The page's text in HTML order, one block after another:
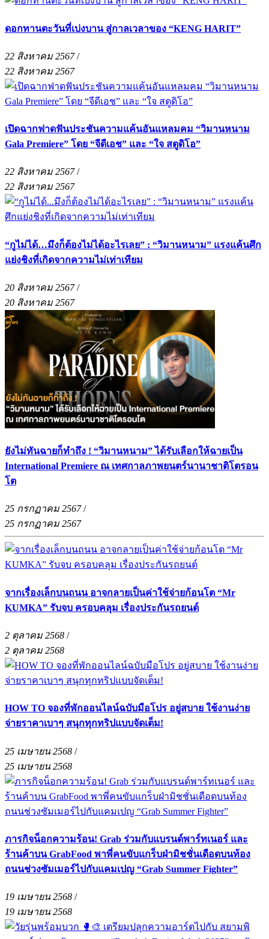
ดอกทานตะวันที่เบ่งบาน สู่กาลเวลาของ “KENG HARIT”
22 สิงหาคม 2567/
22 สิงหาคม 2567
เปิดฉากฟาดฟันประชันความแค้นอันแหลมคม “วิมานหนาม
Gala Premiere” โดย “จีดีเอช” และ “ใจ สตูดิโอ”
22 สิงหาคม 2567/
22 สิงหาคม 2567
“กูไม่ได้…มึงก็ต้องไม่ได้อะไรเลย” : “วิมานหนาม” แรงแค้นศึก
แย่งชิงที่เกิดจากความไม่เท่าเทียม
20 สิงหาคม 2567/
20 สิงหาคม 2567
ยังไม่ทันฉายก็ทำถึง ! “วิมานหนาม” ได้รับเลือกให้ฉายเป็น
International Premiere ณ เทศกาลภาพยนตร์นานาชาติโตรอน
โต
25 กรกฏาคม 2567/
25 กรกฏาคม 2567
จากเรื่องเล็กบนถนน อาจกลายเป็นค่าใช้จ่ายก้อนโต “Mr
KUMKA” รับจบ ครอบคลุม เรื่องประกันรถยนต์
2 ตุลาคม 2568 /
2 ตุลาคม 2568
HOW TO จองที่พักออนไลน์ฉบับมือโปร อยู่สบาย ใช้งานง่าย
จ่ายราคาเบาๆ สนุกทุกทริปแบบจัดเต็ม!
25 เมษายน 2568 /
25 เมษายน 2568
ภารกิจน็อกความร้อน! Grab ร่วมกับแบรนด์พาร์ทเนอร์ และ
ร้านค้าบน GrabFood พาพี่คนขับแกร็บฝ่ามิชชั่นเดือดบนท้อง
ถนนช่วงซัมเมอร์ไปกับแคมเปญ “Grab Summer Fighter”
19 เมษายน 2568 /
19 เมษายน 2568